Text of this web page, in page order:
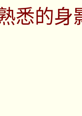
悉的身